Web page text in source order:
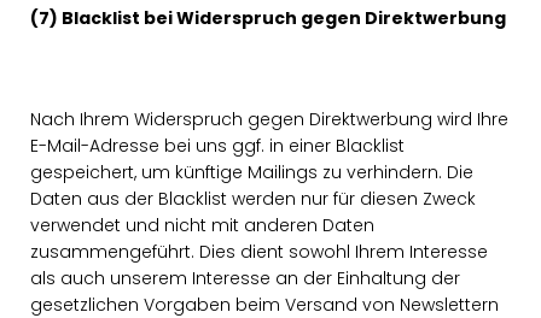
(7) Blacklist bei Widerspruch gegen Direktwerbung
Nach Ihrem Widerspruch gegen Direktwerbung wird Ihre
E-Mail-Adresse bei uns ggf. in einer Blacklist
gespeichert, um künftige Mailings zu verhindern. Die
Daten aus der Blacklist werden nur für diesen Zweck
verwendet und nicht mit anderen Daten
zusammengeführt. Dies dient sowohl Ihrem Interesse
als auch unserem Interesse an der Einhaltung der
gesetzlichen Vorgaben beim Versand von Newslettern